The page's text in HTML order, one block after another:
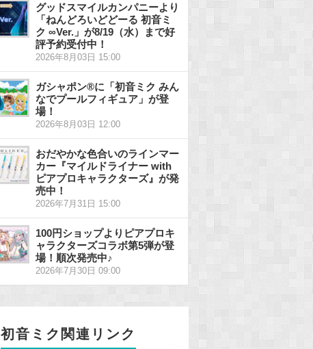
グッドスマイルカンパニーより
「ねんどろいどどーる 初音ミ
ク ∞Ver.」が8/19（水）まで好
評予約受付中！
2026年8月03日 15:00
ガシャポン®に「初音ミク みん
なでプールフィギュア」が登
場！
2026年8月03日 12:00
おだやかな色合いのラインマー
カー『マイルドライナー with
ピアプロキャラクターズ』が発
売中！
2026年7月31日 15:00
100円ショップよりピアプロキ
ャラクターズコラボ第5弾が登
場！順次発売中♪
2026年7月30日 09:00
初音ミク関連リンク